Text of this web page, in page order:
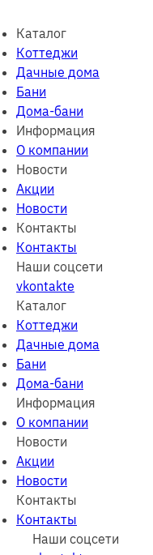
Каталог
Коттеджи
Дачные дома
Бани
Дома-бани
Информация
О компании
Новости
Акции
Новости
Контакты
Контакты
Наши соцсети
vkontakte
Каталог
Коттеджи
Дачные дома
Бани
Дома-бани
Информация
О компании
Новости
Акции
Новости
Контакты
Контакты
Наши соцсети